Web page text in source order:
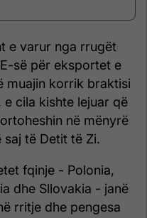
e varur nga rrugët
së për eksportet e
muajin korrik braktisi
cila kishte lejuar që
në mënyrë
të Detit të Zi.
fqinje - Polonia,
dhe Sllovakia - janë
rritje dhe pengesa